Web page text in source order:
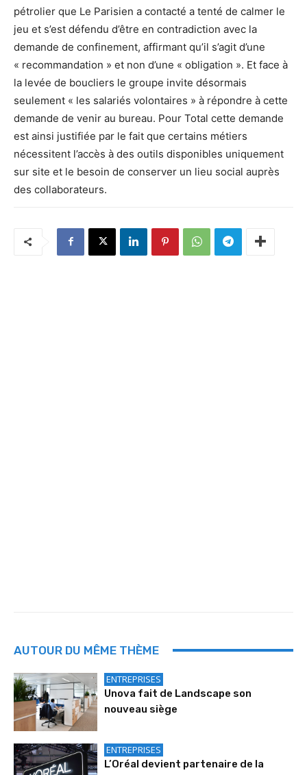
pétrolier que Le Parisien a contacté a tenté de calmer le
jeu et s’est défendu d’être en contradiction avec la
demande de confinement, affirmant qu’il s’agit d’une
« recommandation » et non d’une « obligation ». Et face à
la levée de boucliers le groupe invite désormais
seulement « les salariés volontaires » à répondre à cette
demande de venir au bureau. Pour Total cette demande
est ainsi justifiée par le fait que certains métiers
nécessitent l’accès à des outils disponibles uniquement
sur site et le besoin de conserver un lieu social auprès
des collaborateurs.
AUTOUR DU MÊME THÈME
ENTREPRISES
Unova fait de Landscape son
nouveau siège
ENTREPRISES
L’Oréal devient partenaire de la